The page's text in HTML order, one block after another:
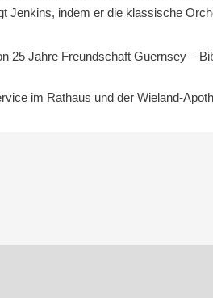
Jenkins, indem er die klassische
25 Jahre Freundschaft Guernsey –
im Rathaus und der Wieland-